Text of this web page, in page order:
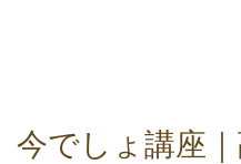
今でしょ講座